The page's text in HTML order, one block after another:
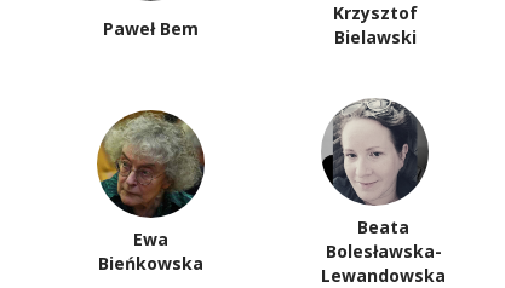
Paweł Bem
Krzysztof
Bielawski
Ewa
Bieńkowska
Beata
Bolesławska-
Lewandowska